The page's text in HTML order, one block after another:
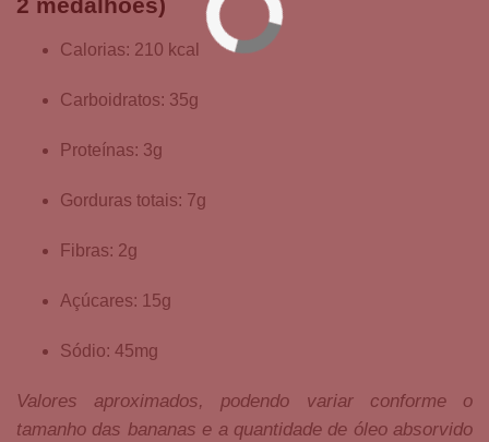
Calorias: 210 kcal
Carboidratos: 35g
Proteínas: 3g
Gorduras totais: 7g
Fibras: 2g
Açúcares: 15g
Sódio: 45mg
Valores aproximados, podendo variar conforme o
tamanho das bananas e a quantidade de óleo absorvido